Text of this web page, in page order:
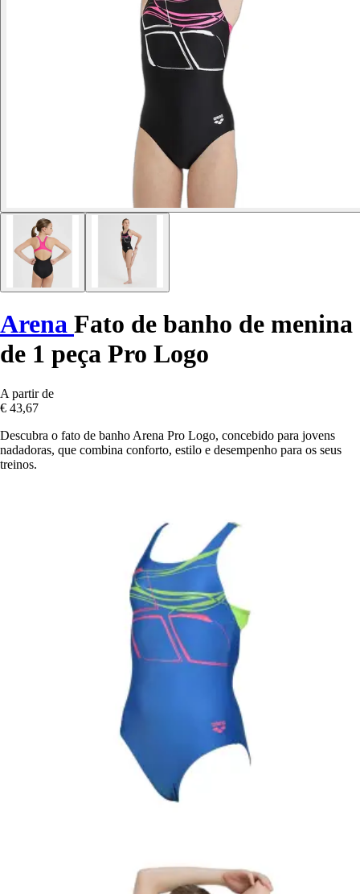
Arena Fato de banho de menina
de 1 peça Pro Logo
A partir de
€ 43,67
Descubra o fato de banho Arena Pro Logo, concebido para jovens
nadadoras, que combina conforto, estilo e desempenho para os seus
treinos.